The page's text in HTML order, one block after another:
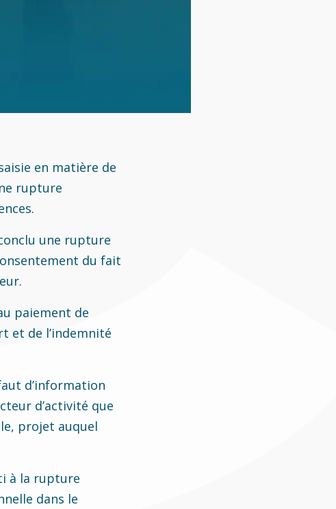
en matière de
rupture
une rupture
du fait
paiement de
et de l’indemnité
d’information
d’activité que
projet auquel
à la rupture
dans le